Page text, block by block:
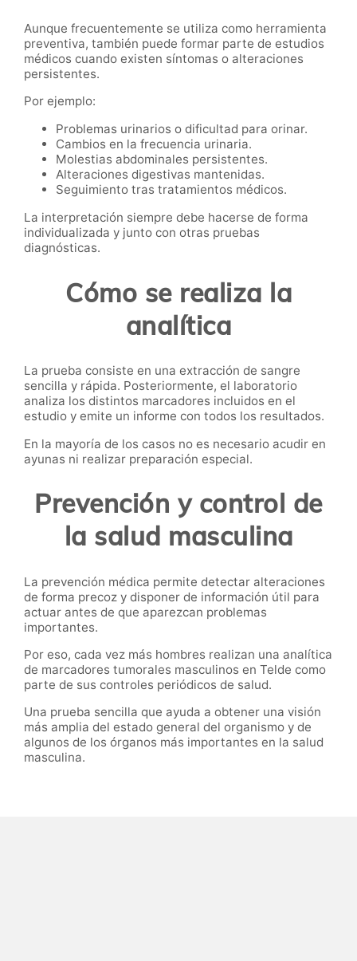
Aunque frecuentemente se utiliza como herramienta
preventiva, también puede formar parte de estudios
médicos cuando existen síntomas o alteraciones
persistentes.
Por ejemplo:
Problemas urinarios o dificultad para orinar.
Cambios en la frecuencia urinaria.
Molestias abdominales persistentes.
Alteraciones digestivas mantenidas.
Seguimiento tras tratamientos médicos.
La interpretación siempre debe hacerse de forma
individualizada y junto con otras pruebas
diagnósticas.
Cómo se realiza la
analítica
La prueba consiste en una extracción de sangre
sencilla y rápida. Posteriormente, el laboratorio
analiza los distintos marcadores incluidos en el
estudio y emite un informe con todos los resultados.
En la mayoría de los casos no es necesario acudir en
ayunas ni realizar preparación especial.
Prevención y control de
la salud masculina
La prevención médica permite detectar alteraciones
de forma precoz y disponer de información útil para
actuar antes de que aparezcan problemas
importantes.
Por eso, cada vez más hombres realizan una analítica
de marcadores tumorales masculinos en Telde como
parte de sus controles periódicos de salud.
Una prueba sencilla que ayuda a obtener una visión
más amplia del estado general del organismo y de
algunos de los órganos más importantes en la salud
masculina.